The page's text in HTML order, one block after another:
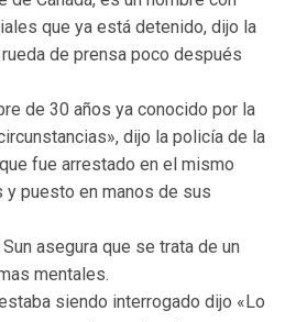
que ya está detenido, dijo la
de prensa poco después
de 30 años ya conocido por la
dijo la policía de la
fue arrestado en el mismo
y puesto en manos de sus
asegura que se trata de un
mentales.
siendo interrogado dijo «Lo